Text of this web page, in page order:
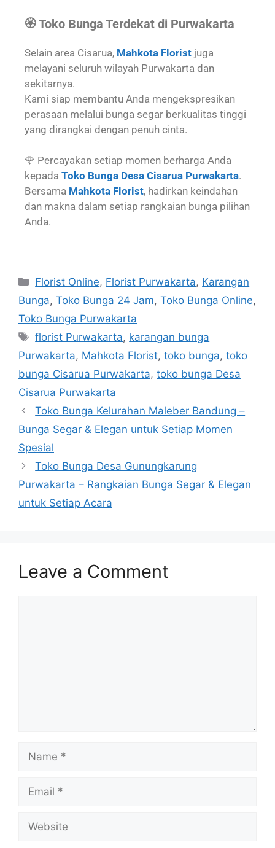
🏵️ Toko Bunga Terdekat di Purwakarta
Selain area Cisarua, Mahkota Florist juga
melayani seluruh wilayah Purwakarta dan
sekitarnya.
Kami siap membantu Anda mengekspresikan
perasaan melalui bunga segar berkualitas tinggi
yang dirangkai dengan penuh cinta.
🌹 Percayakan setiap momen berharga Anda
kepada Toko Bunga Desa Cisarua Purwakarta.
Bersama Mahkota Florist, hadirkan keindahan
dan makna dalam setiap rangkaian bunga pilihan
Anda.
Florist Online, Florist Purwakarta, Karangan
Bunga, Toko Bunga 24 Jam, Toko Bunga Online,
Toko Bunga Purwakarta
florist Purwakarta, karangan bunga
Purwakarta, Mahkota Florist, toko bunga, toko
bunga Cisarua Purwakarta, toko bunga Desa
Cisarua Purwakarta
Toko Bunga Kelurahan Maleber Bandung –
Bunga Segar & Elegan untuk Setiap Momen
Spesial
Toko Bunga Desa Gunungkarung
Purwakarta – Rangkaian Bunga Segar & Elegan
untuk Setiap Acara
Leave a Comment